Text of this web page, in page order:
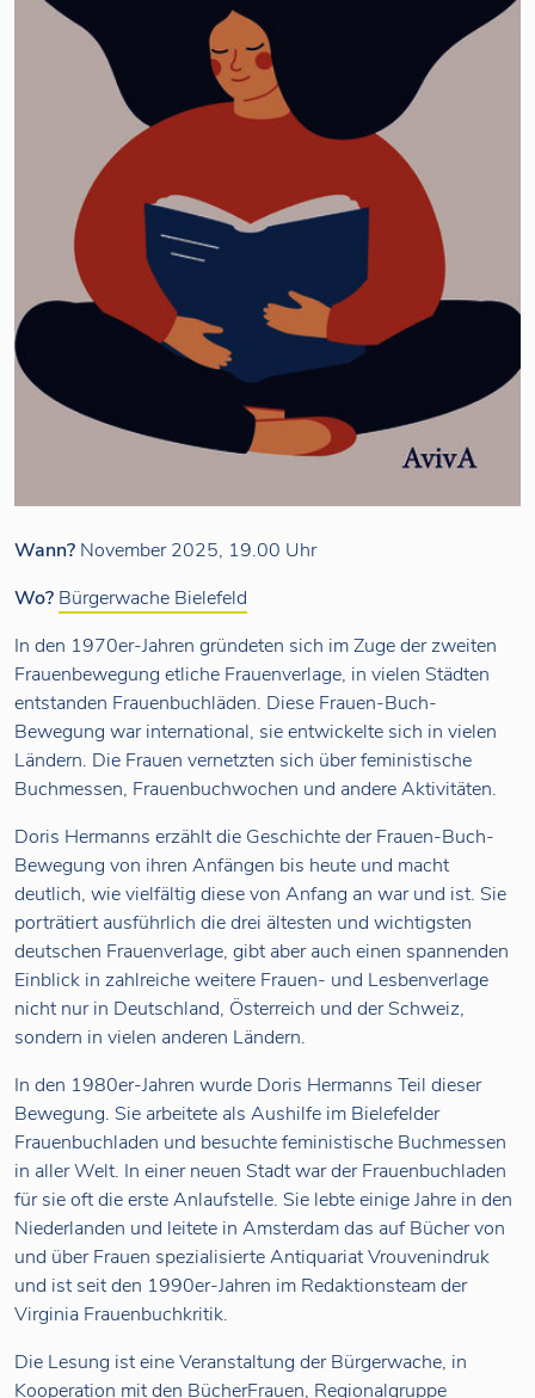
Wann? November 2025, 19.00 Uhr
Wo? Bürgerwache Bielefeld
In den 1970er-Jahren gründeten sich im Zuge der zweiten
Frauenbewegung etliche Frauenverlage, in vielen Städten
entstanden Frauenbuchläden. Diese Frauen-Buch-
Bewegung war international, sie entwickelte sich in vielen
Ländern. Die Frauen vernetzten sich über feministische
Buchmessen, Frauenbuchwochen und andere Aktivitäten.
Doris Hermanns erzählt die Geschichte der Frauen-Buch-
Bewegung von ihren Anfängen bis heute und macht
deutlich, wie vielfältig diese von Anfang an war und ist. Sie
porträtiert ausführlich die drei ältesten und wichtigsten
deutschen Frauenverlage, gibt aber auch einen spannenden
Einblick in zahlreiche weitere Frauen- und Lesbenverlage
nicht nur in Deutschland, Österreich und der Schweiz,
sondern in vielen anderen Ländern.
In den 1980er-Jahren wurde Doris Hermanns Teil dieser
Bewegung. Sie arbeitete als Aushilfe im Bielefelder
Frauenbuchladen und besuchte feministische Buchmessen
in aller Welt. In einer neuen Stadt war der Frauenbuchladen
für sie oft die erste Anlaufstelle. Sie lebte einige Jahre in den
Niederlanden und leitete in Amsterdam das auf Bücher von
und über Frauen spezialisierte Antiquariat Vrouvenindruk
und ist seit den 1990er-Jahren im Redaktionsteam der
Virginia Frauenbuchkritik.
Die Lesung ist eine Veranstaltung der Bürgerwache, in
Kooperation mit den BücherFrauen, Regionalgruppe